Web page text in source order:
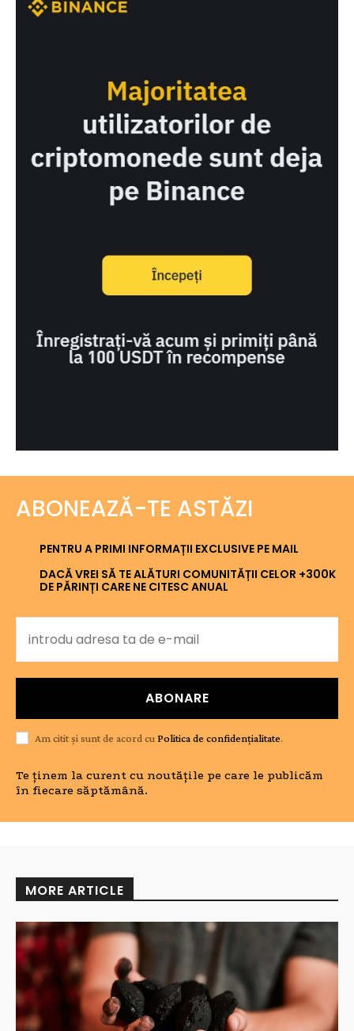
ABONEAZĂ-TE ASTĂZI
PENTRU A PRIMI INFORMAȚII EXCLUSIVE PE MAIL
DACĂ VREI SĂ TE ALĂTURI COMUNITĂȚII CELOR +300K
DE PĂRINȚI CARE NE CITESC ANUAL
ABONARE
Am citit și sunt de acord cu Politica de confidențialitate.
Te ținem la curent cu noutățile pe care le publicăm
în fiecare săptămână.
MORE ARTICLE